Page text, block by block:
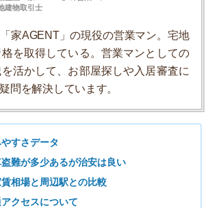
建物取引士
家AGENT」の現役の営業マン。宅地
を取得している。営業マンとしての
活かして、お部屋探しや入居審査に
問を解決しています。
すさデータ
難が多少あるが治安は良い
相場と周辺駅との比較
クセスについて